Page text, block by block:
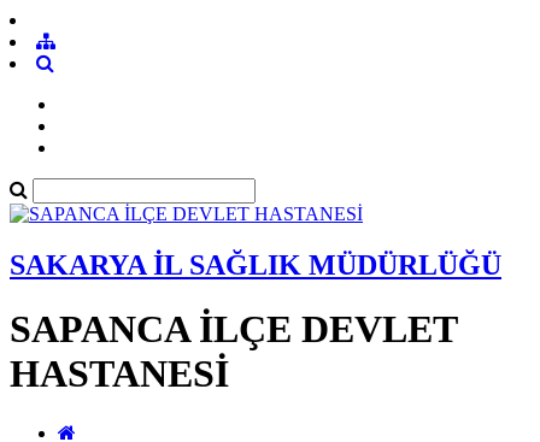
SAKARYA İL SAĞLIK MÜDÜRLÜĞÜ
SAPANCA İLÇE DEVLET
HASTANESİ